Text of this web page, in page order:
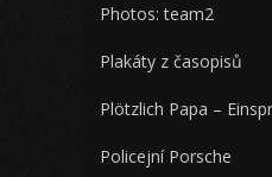
Photos: team2
Plakáty z časopisů
Plötzlich Papa –
Policejní Porsche